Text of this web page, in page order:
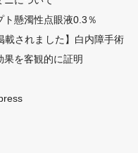
ト懸濁性点眼液0.3％
載されました】白内障手術
を客観的に証明